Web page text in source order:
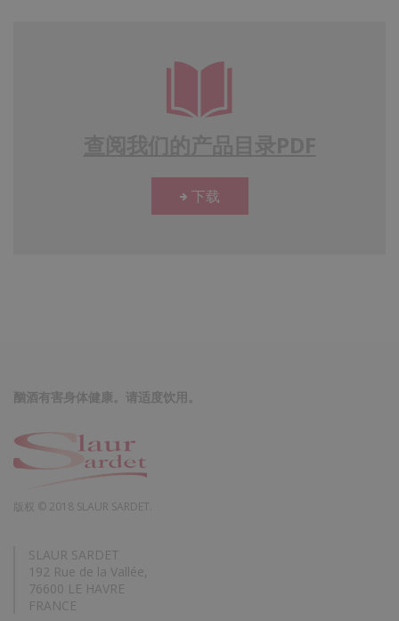
下载
酗酒有害身体健康。请适度饮用。
版权 © 2018 SLAUR SARDET.
SLAUR SARDET
192 Rue de la Vallée,
76600 LE HAVRE
FRANCE